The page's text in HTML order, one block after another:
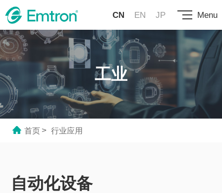
CN EN JP Menu
工业
首页 > 行业应用
自动化设备